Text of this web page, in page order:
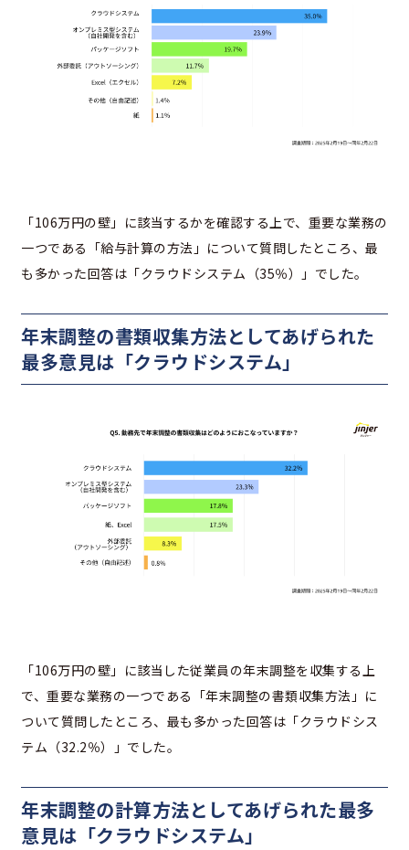
「106万円の壁」に該当するかを確認する上で、重要な業務の
一つである「給与計算の方法」について質問したところ、最
も多かった回答は「クラウドシステム（35％）」でした。
年末調整の書類収集方法としてあげられた
最多意見は「クラウドシステム」
「106万円の壁」に該当した従業員の年末調整を収集する上
で、重要な業務の一つである「年末調整の書類収集方法」に
ついて質問したところ、最も多かった回答は「クラウドシス
テム（32.2％）」でした。
年末調整の計算方法としてあげられた最多
意見は「クラウドシステム」